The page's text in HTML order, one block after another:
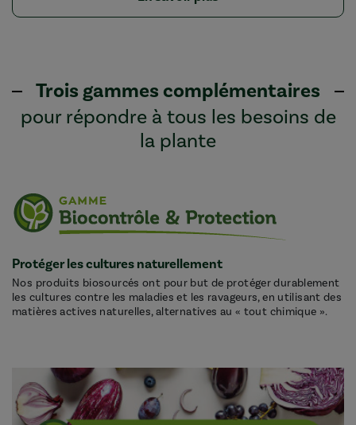
Trois gammes complémentaires
pour répondre à tous les besoins de
la plante
Protéger les cultures naturellement
Nos produits biosourcés ont pour but de protéger durablement
les cultures contre les maladies et les ravageurs, en utilisant des
matières actives naturelles, alternatives au « tout chimique ».